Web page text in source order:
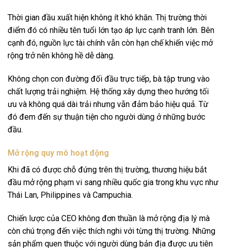
Thời gian đầu xuất hiện không ít khó khăn. Thị trường thời
điểm đó có nhiều tên tuổi lớn tạo áp lực cạnh tranh lớn. Bên
cạnh đó, nguồn lực tài chính vẫn còn hạn chế khiến việc mở
rộng trở nên không hề dễ dàng.
Không chọn con đường đối đầu trực tiếp, bà tập trung vào
chất lượng trải nghiệm. Hệ thống xây dựng theo hướng tối
ưu và không quá dài trải nhưng vẫn đảm bảo hiệu quả. Từ
đó đem đến sự thuận tiện cho người dùng ở những bước
đầu.
Mở rộng quy mô hoạt động
Khi đã có được chỗ đứng trên thị trường, thương hiệu bắt
đầu mở rộng phạm vi sang nhiều quốc gia trong khu vực như
Thái Lan, Philippines và Campuchia.
Chiến lược của CEO không đơn thuần là mở rộng địa lý mà
còn chú trọng đến việc thích nghi với từng thị trường. Những
sản phẩm quen thuộc với người dùng bản địa được ưu tiên